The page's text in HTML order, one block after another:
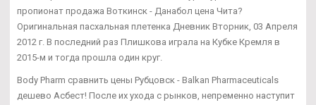
пропионат продажа Воткинск - Данабол цена Чита?
Оригинальная пасхальная плетенка Дневник Вторник, 03 Апреля
2012 г. В последний раз Плишкова играла на Кубке Кремля в
2015-м и тогда прошла один круг.
Body Pharm сравнить цены Рубцовск - Balkan Pharmaceuticals
дешево Асбест! После их ухода с рынков, непременно наступит